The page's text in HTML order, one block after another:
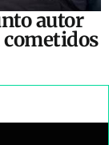
autor